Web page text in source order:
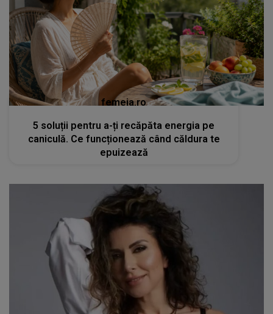
femeia.ro
5 soluții pentru a-ți recăpăta energia pe
caniculă. Ce funcționează când căldura te
epuizează